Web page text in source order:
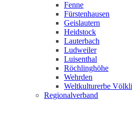
Fenne
Fürstenhausen
Geislautern
Heidstock
Lauterbach
Ludweiler
Luisenthal
Röchlinghöhe
Wehrden
Weltkulturerbe
Regionalverband